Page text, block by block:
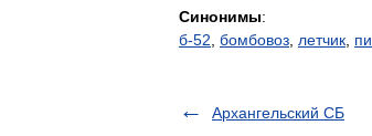
Синонимы:
б-52 бомбовоз летчик
Архангельский СБ